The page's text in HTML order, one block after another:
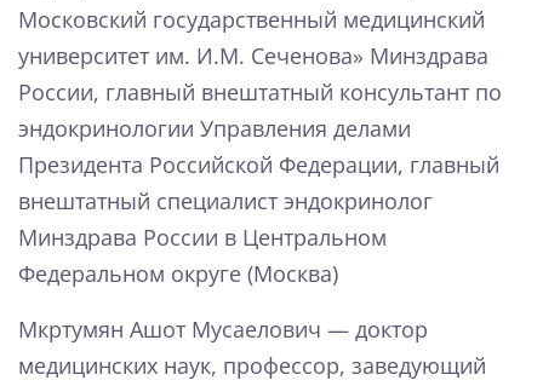
Московский государственный медицинский
университет им. И.М. Сеченова» Минздрава
России, главный внештатный консультант по
эндокринологии Управления делами
Президента Российской Федерации, главный
внештатный специалист эндокринолог
Минздрава России в Центральном
Федеральном округе (Москва)
Мкртумян Ашот Мусаелович — доктор
медицинских наук, профессор, заведующий